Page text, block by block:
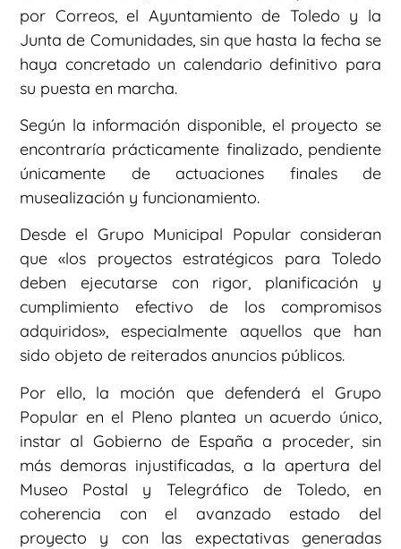
por Correos, el Ayuntamiento de Toledo y la
Junta de Comunidades, sin que hasta la fecha se
haya concretado un calendario definitivo para
su puesta en marcha.
Según la información disponible, el proyecto se
encontraría prácticamente finalizado, pendiente
únicamente de actuaciones finales de
musealización y funcionamiento.
Desde el Grupo Municipal Popular consideran
que «los proyectos estratégicos para Toledo
deben ejecutarse con rigor, planificación y
cumplimiento efectivo de los compromisos
adquiridos», especialmente aquellos que han
sido objeto de reiterados anuncios públicos.
Por ello, la moción que defenderá el Grupo
Popular en el Pleno plantea un acuerdo único,
instar al Gobierno de España a proceder, sin
más demoras injustificadas, a la apertura del
Museo Postal y Telegráfico de Toledo, en
coherencia con el avanzado estado del
proyecto y con las expectativas generadas